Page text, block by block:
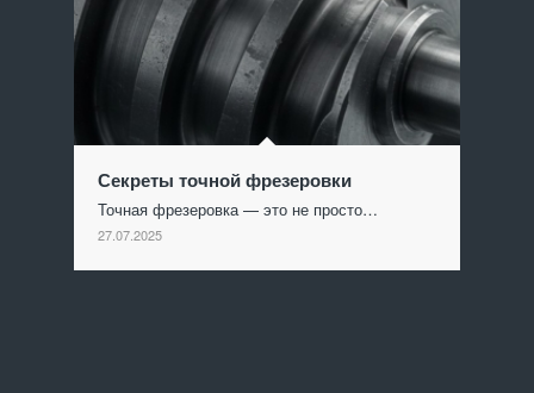
Секреты точной фрезеровки
Точная фрезеровка — это не просто…
27.07.2025